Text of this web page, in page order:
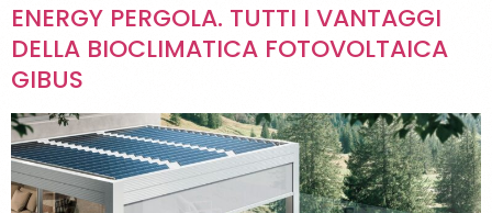
ENERGY PERGOLA. TUTTI I VANTAGGI
DELLA BIOCLIMATICA FOTOVOLTAICA
GIBUS